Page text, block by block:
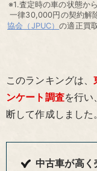
※1.査定時の車の状態か
一律30,000円の契約解
協会（JPUC）の適正買
このランキングは、
ンケート調査を行い
断して作成しました。
中古車が高く